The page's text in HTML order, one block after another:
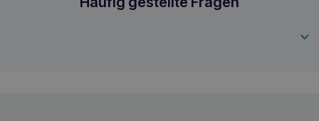
regelmäßige Anwendung des Sprays verlängert die Frische